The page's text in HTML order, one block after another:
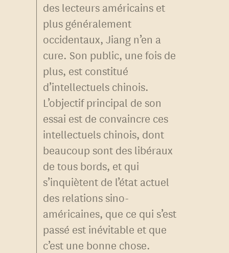
des lecteurs américains et
plus généralement
occidentaux, Jiang n’en a
cure. Son public, une fois de
plus, est constitué
d’intellectuels chinois.
L’objectif principal de son
essai est de convaincre ces
intellectuels chinois, dont
beaucoup sont des libéraux
de tous bords, et qui
s’inquiètent de l’état actuel
des relations sino-
américaines, que ce qui s’est
passé est inévitable et que
c’est une bonne chose.